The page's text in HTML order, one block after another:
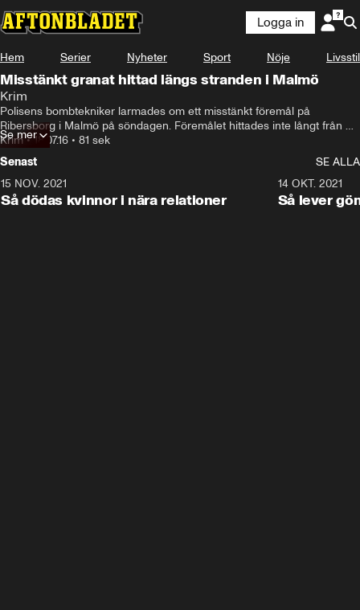
Logga in
Hem Serier Nyheter Sport Nöje Livsstil
Misstänkt granat hittad längs stranden i Malmö
Krim
Polisens bombtekniker larmades om ett misstänkt föremål på
Ribersborg i Malmö på söndagen. Föremålet hittades inte långt från
fotbollspelaren Zlatan Ibrahimovics villa.
Krim•18.07.16 • 81 sek
Se mer
Senast
SE ALLA
15 NOV. 2021
Så dödas kvinnor i nära relationer
14 OKT. 2021
Så lever